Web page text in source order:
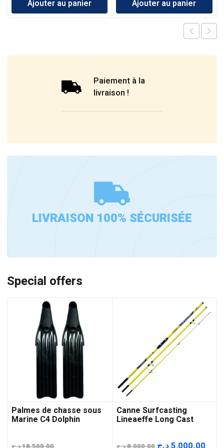
Ajouter au panier Ajouter au panier
Paiement à la
livraison !
LIVRAISON 100% SÉCURISÉE
Special offers
Palmes de chasse sous
Marine C4 Dolphin
Canne Surfcasting
Lineaeffe Long Cast